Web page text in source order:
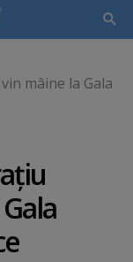
mâine la Gala